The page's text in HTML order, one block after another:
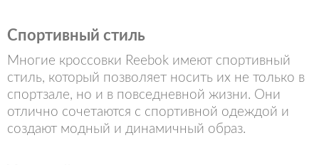
Спортивный стиль
Многие кроссовки Reebok имеют спортивный
стиль, который позволяет носить их не только в
спортзале, но и в повседневной жизни. Они
отлично сочетаются с спортивной одеждой и
создают модный и динамичный образ.